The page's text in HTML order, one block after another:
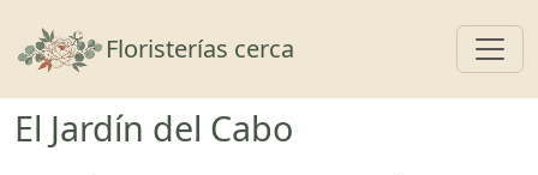
Floristerías cerca
El Jardín del Cabo